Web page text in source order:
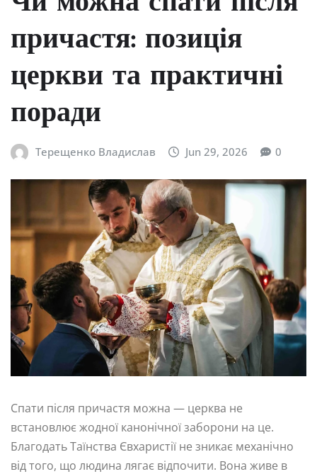
причастя: позиція
церкви та практичні
поради
Терещенко Владислав Jun 29, 2026 0
Спати після причастя можна — церква не
встановлює жодної канонічної заборони на це.
Благодать Таїнства Євхаристії не зникає механічно
від того, що людина лягає відпочити. Вона живе в